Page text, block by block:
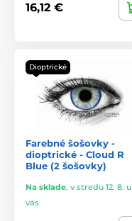
16,12 €
Dioptrické
Farebné šošovky -
dioptrické - Cloud R
Blue (2 šošovky)
Na sklade, v stredu 12. 8. u
vás